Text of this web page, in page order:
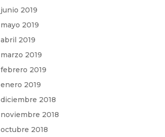
junio 2019
mayo 2019
abril 2019
marzo 2019
febrero 2019
enero 2019
diciembre 2018
noviembre 2018
octubre 2018